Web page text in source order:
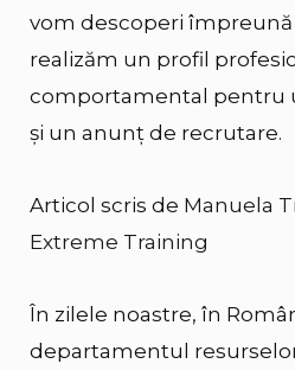
vom descoperi
realizăm un profil
comportamental pentru
și un anunț de recrutare.
Articol scris de Manuela
Extreme Training
În zilele noastre, în
departamentul